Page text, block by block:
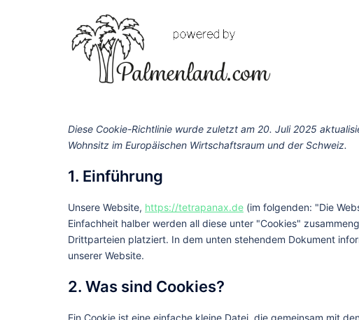
Diese Cookie-Richtlinie wurde zuletzt am 20. Juli 2025
Wohnsitz im Europäischen Wirtschaftsraum und der Schweiz.
1. Einführung
Unsere Website, https://tetrapanax.de (im folgenden: "Die
Einfachheit halber werden all diese unter "Cookies"
Drittparteien platziert. In dem unten stehendem Dokument
unserer Website.
2. Was sind Cookies?
Ein Cookie ist eine einfache kleine Datei, die gemeinsam mit